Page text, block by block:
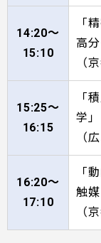
14:20～
15:10
「
高
（
15:25～
16:15
「
学」
（
16:20～
17:10
「
触
（